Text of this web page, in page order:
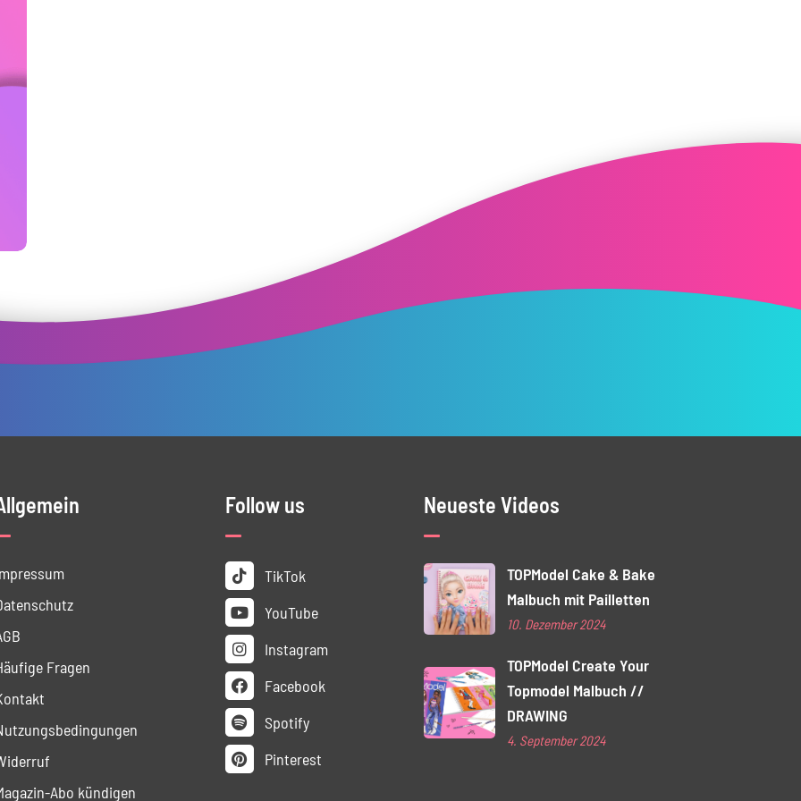
Fragen
Abo kündigen
Follow us
TikTok
YouTube
Instagram
Facebook
Spotify
Pinterest
Neueste Videos
TOPModel Cake & Bake
Malbuch mit Pailletten
10. Dezember 2024
TOPModel Create Your
Topmodel Malbuch //
DRAWING
4. September 2024